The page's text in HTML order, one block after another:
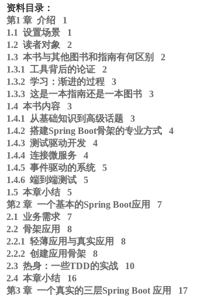
资料目录：
第1 章 介绍 1
1.1 设置场景 1
1.2 读者对象 2
1.3 本书与其他图书和指南有何区别 2
1.3.1 工具背后的论证 2
1.3.2 学习：渐进的过程 3
1.3.3 这是一本指南还是一本图书 3
1.4 本书内容 3
1.4.1 从基础知识到高级话题 3
1.4.2 搭建Spring Boot骨架的专业方式 4
1.4.3 测试驱动开发 4
1.4.4 连接微服务 4
1.4.5 事件驱动的系统 5
1.4.6 端到端测试 5
1.5 本章小结 5
第2 章 一个基本的Spring Boot应用 7
2.1 业务需求 7
2.2 骨架应用 8
2.2.1 轻薄应用与真实应用 8
2.2.2 创建应用骨架 8
2.3 热身：一些TDD的实战 10
2.4 本章小结 16
第3 章 一个真实的三层Spring Boot 应用 17